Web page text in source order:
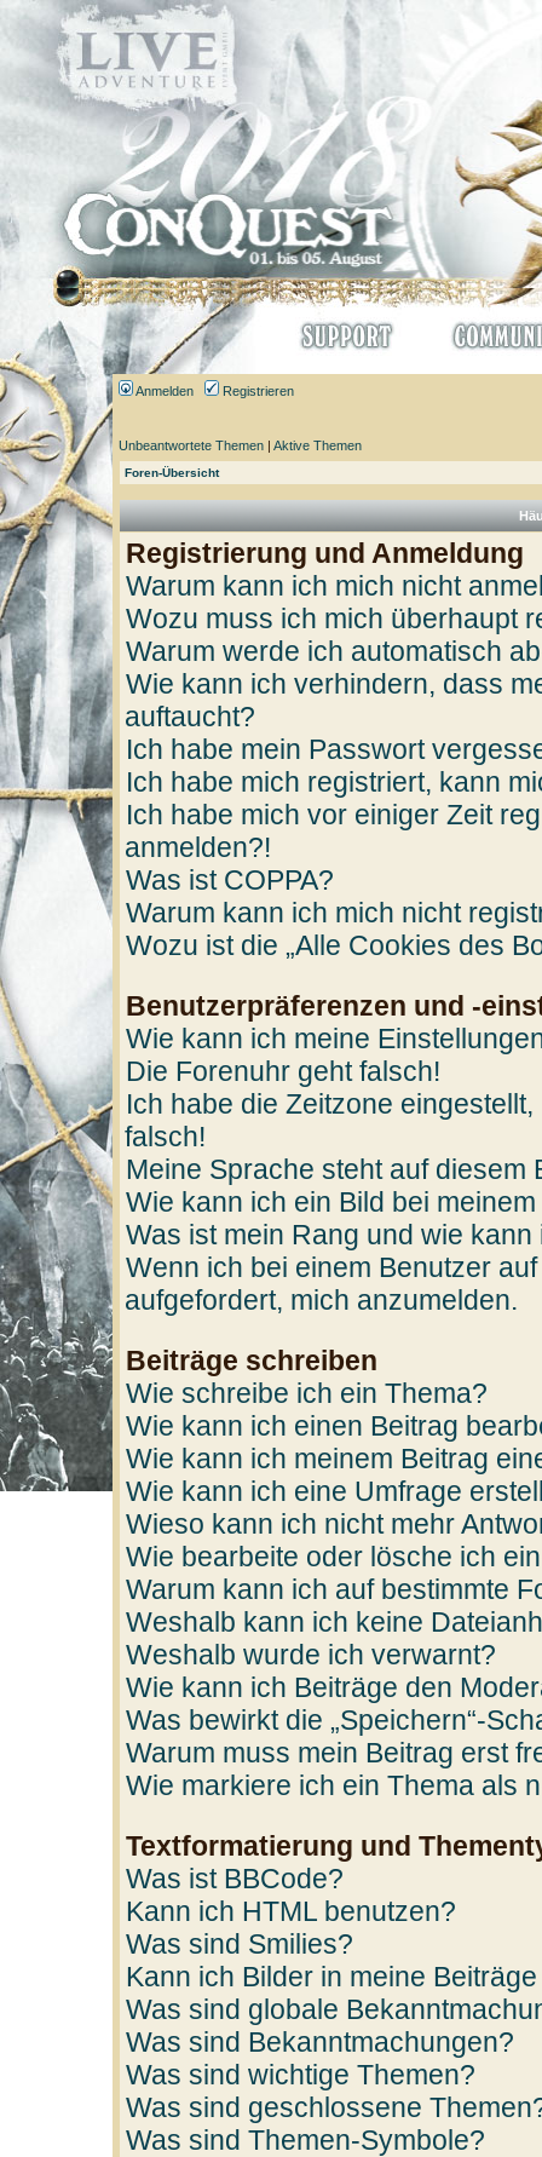
Anmelden Registrieren
Unbeantwortete Themen | Aktive Themen
Foren-Übersicht
Registrierung und Anmeldung
Warum kann ich mich nicht
Wozu muss ich mich überhaupt
Warum werde ich automatisch
Wie kann ich verhindern, dass
auftaucht?
Ich habe mein Passwort
Ich habe mich registriert, kann
Ich habe mich vor einiger Zeit
anmelden?!
Was ist COPPA?
Warum kann ich mich nicht
Wozu ist die „Alle Cookies des
Benutzerpräferenzen und -
Wie kann ich meine
Die Forenuhr geht falsch!
Ich habe die Zeitzone
falsch!
Meine Sprache steht auf diesem
Wie kann ich ein Bild bei
Was ist mein Rang und wie
Wenn ich bei einem Benutzer
aufgefordert, mich anzumelden.
Beiträge schreiben
Wie schreibe ich ein Thema?
Wie kann ich einen Beitrag
Wie kann ich meinem Beitrag
Wie kann ich eine Umfrage
Wieso kann ich nicht mehr
Wie bearbeite oder lösche ich
Warum kann ich auf bestimmte
Weshalb kann ich keine
Weshalb wurde ich verwarnt?
Wie kann ich Beiträge den
Was bewirkt die „Speichern“-
Warum muss mein Beitrag erst
Wie markiere ich ein Thema als
Textformatierung und
Was ist BBCode?
Kann ich HTML benutzen?
Was sind Smilies?
Kann ich Bilder in meine
Was sind globale
Was sind Bekanntmachungen?
Was sind wichtige Themen?
Was sind geschlossene
Was sind Themen-Symbole?